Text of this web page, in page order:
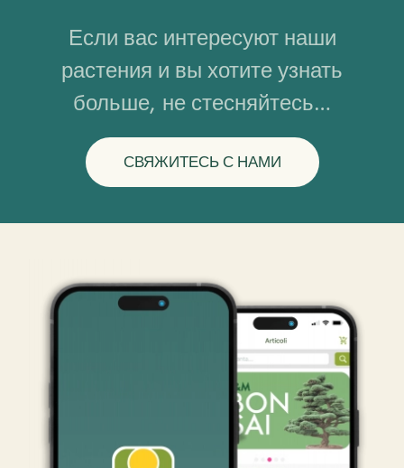
Если вас интересуют наши
растения и вы хотите узнать
больше, не стесняйтесь…
СВЯЖИТЕСЬ С НАМИ